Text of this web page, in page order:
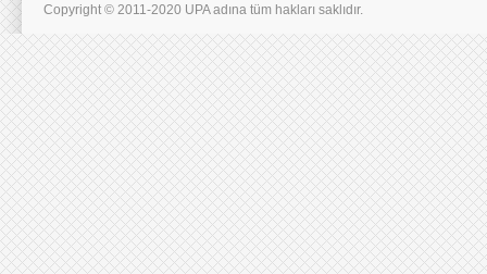
Copyright © 2011-2020 UPA adına tüm hakları saklıdır.